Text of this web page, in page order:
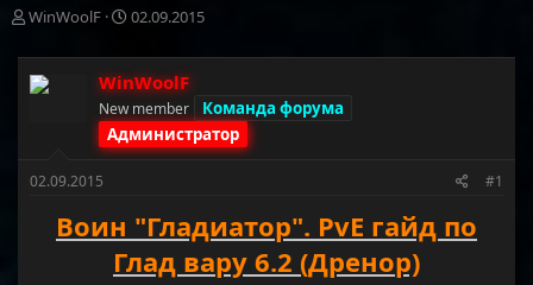
А
т
о
р
ы
WinWoolF
Д
т
а
н
а
ч
02.09.2015
WinWoolF
New member
Команда форума
Администратор
02.09.2015 #1
Воин "Гладиатор". PvE гайд по
Глад вару 6.2 (Дренор)